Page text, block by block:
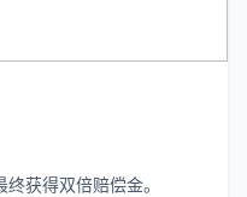
获得双倍赔偿金。